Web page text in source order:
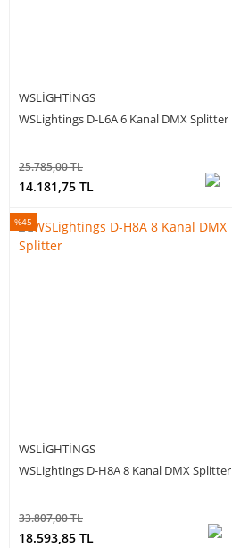
WSLIGHTINGS
WSLightings D-L6A 6 Kanal DMX Splitter
25.785,00 TL
14.181,75 TL
WSLIGHTINGS
WSLightings D-H8A 8 Kanal DMX Splitter
%45
33.807,00 TL
18.593,85 TL